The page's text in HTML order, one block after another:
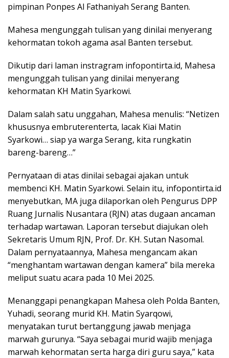
pimpinan Ponpes Al Fathaniyah Serang Banten.
Mahesa mengunggah tulisan yang dinilai menyerang
kehormatan tokoh agama asal Banten tersebut.
Dikutip dari laman instragram infopontirta.id, Mahesa
mengunggah tulisan yang dinilai menyerang
kehormatan KH Matin Syarkowi.
Dalam salah satu unggahan, Mahesa menulis: “Netizen
khususnya embruterenterta, lacak Kiai Matin
Syarkowi… siap ya warga Serang, kita rungkatin
bareng-bareng…”
Pernyataan di atas dinilai sebagai ajakan untuk
membenci KH. Matin Syarkowi. Selain itu, infopontirta.id
menyebutkan, MA juga dilaporkan oleh Pengurus DPP
Ruang Jurnalis Nusantara (RJN) atas dugaan ancaman
terhadap wartawan. Laporan tersebut diajukan oleh
Sekretaris Umum RJN, Prof. Dr. KH. Sutan Nasomal.
Dalam pernyataannya, Mahesa mengancam akan
“menghantam wartawan dengan kamera” bila mereka
meliput suatu acara pada 10 Mei 2025.
Menanggapi penangkapan Mahesa oleh Polda Banten,
Yuhadi, seorang murid KH. Matin Syarqowi,
menyatakan turut bertanggung jawab menjaga
marwah gurunya. “Saya sebagai murid wajib menjaga
marwah kehormatan serta harga diri guru saya,” kata